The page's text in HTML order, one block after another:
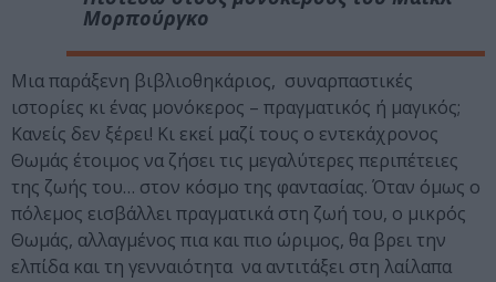
Μορπούργκο
Μια παράξενη βιβλιοθηκάριος, συναρπαστικές
ιστορίες κι ένας μονόκερος – πραγματικός ή μαγικός;
Κανείς δεν ξέρει! Κι εκεί μαζί τους ο εντεκάχρονος
Θωμάς έτοιμος να ζήσει τις μεγαλύτερες περιπέτειες
της ζωής του… στον κόσμο της φαντασίας. Όταν όμως ο
πόλεμος εισβάλλει πραγματικά στη ζωή του, ο μικρός
Θωμάς, αλλαγμένος πια και πιο ώριμος, θα βρει την
ελπίδα και τη γενναιότητα να αντιτάξει στη λαίλαπα